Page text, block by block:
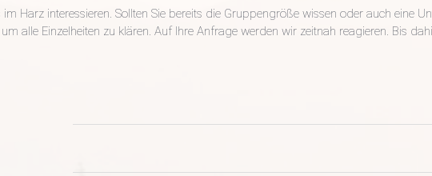
Harz interessieren. Sollten Sie bereits die Gruppengröße wissen oder auch eine
alle Einzelheiten zu klären. Auf Ihre Anfrage werden wir zeitnah reagieren. Bis